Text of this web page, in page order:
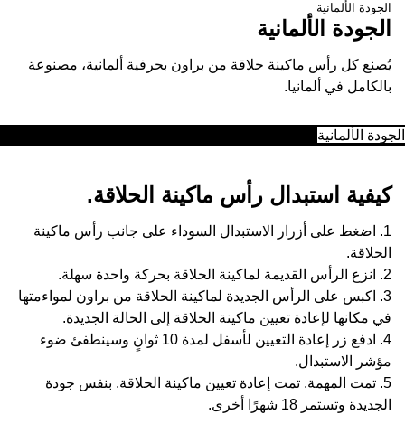
الجودة الألمانية
الجودة الألمانية
يُصنع كل رأس ماكينة حلاقة من براون بحرفية ألمانية، مصنوعة
بالكامل في ألمانيا.
الجودة الألمانية
كيفية استبدال رأس ماكينة الحلاقة.
1. اضغط على أزرار الاستبدال السوداء على جانب رأس ماكينة
الحلاقة.
2. انزع الرأس القديمة لماكينة الحلاقة بحركة واحدة سهلة.
3. اكبس على الرأس الجديدة لماكينة الحلاقة من براون لمواءمتها
في مكانها لإعادة تعيين ماكينة الحلاقة إلى الحالة الجديدة.
4. ادفع زر إعادة التعيين لأسفل لمدة 10 ثوانٍ وسينطفئ ضوء
مؤشر الاستبدال.
5. تمت المهمة. تمت إعادة تعيين ماكينة الحلاقة. بنفس جودة
الجديدة وتستمر 18 شهرًا أخرى.